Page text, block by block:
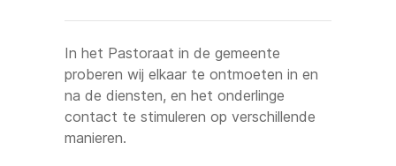
In het Pastoraat in de gemeente
proberen wij elkaar te ontmoeten in en
na de diensten, en het onderlinge
contact te stimuleren op verschillende
manieren.